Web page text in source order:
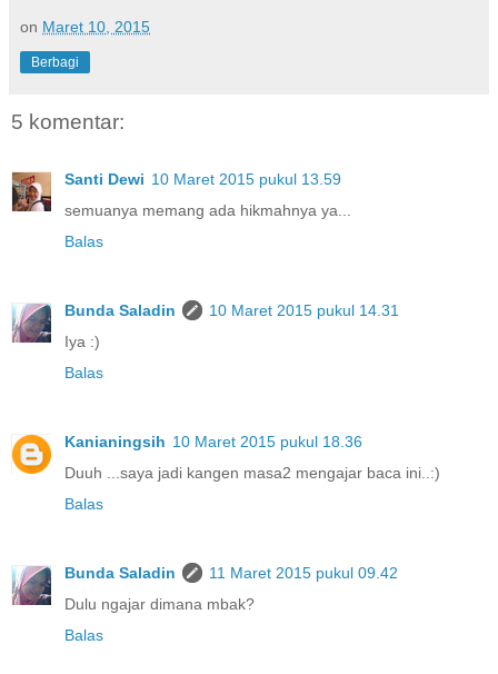
on Maret 10, 2015
Berbagi
5 komentar:
Santi Dewi 10 Maret 2015 pukul 13.59
semuanya memang ada hikmahnya ya...
Balas
Bunda Saladin
10 Maret 2015 pukul 14.31
Iya :)
Balas
Kanianingsih 10 Maret 2015 pukul 18.36
Duuh ...saya jadi kangen masa2 mengajar baca ini..:)
Balas
Bunda Saladin
11 Maret 2015 pukul 09.42
Dulu ngajar dimana mbak?
Balas